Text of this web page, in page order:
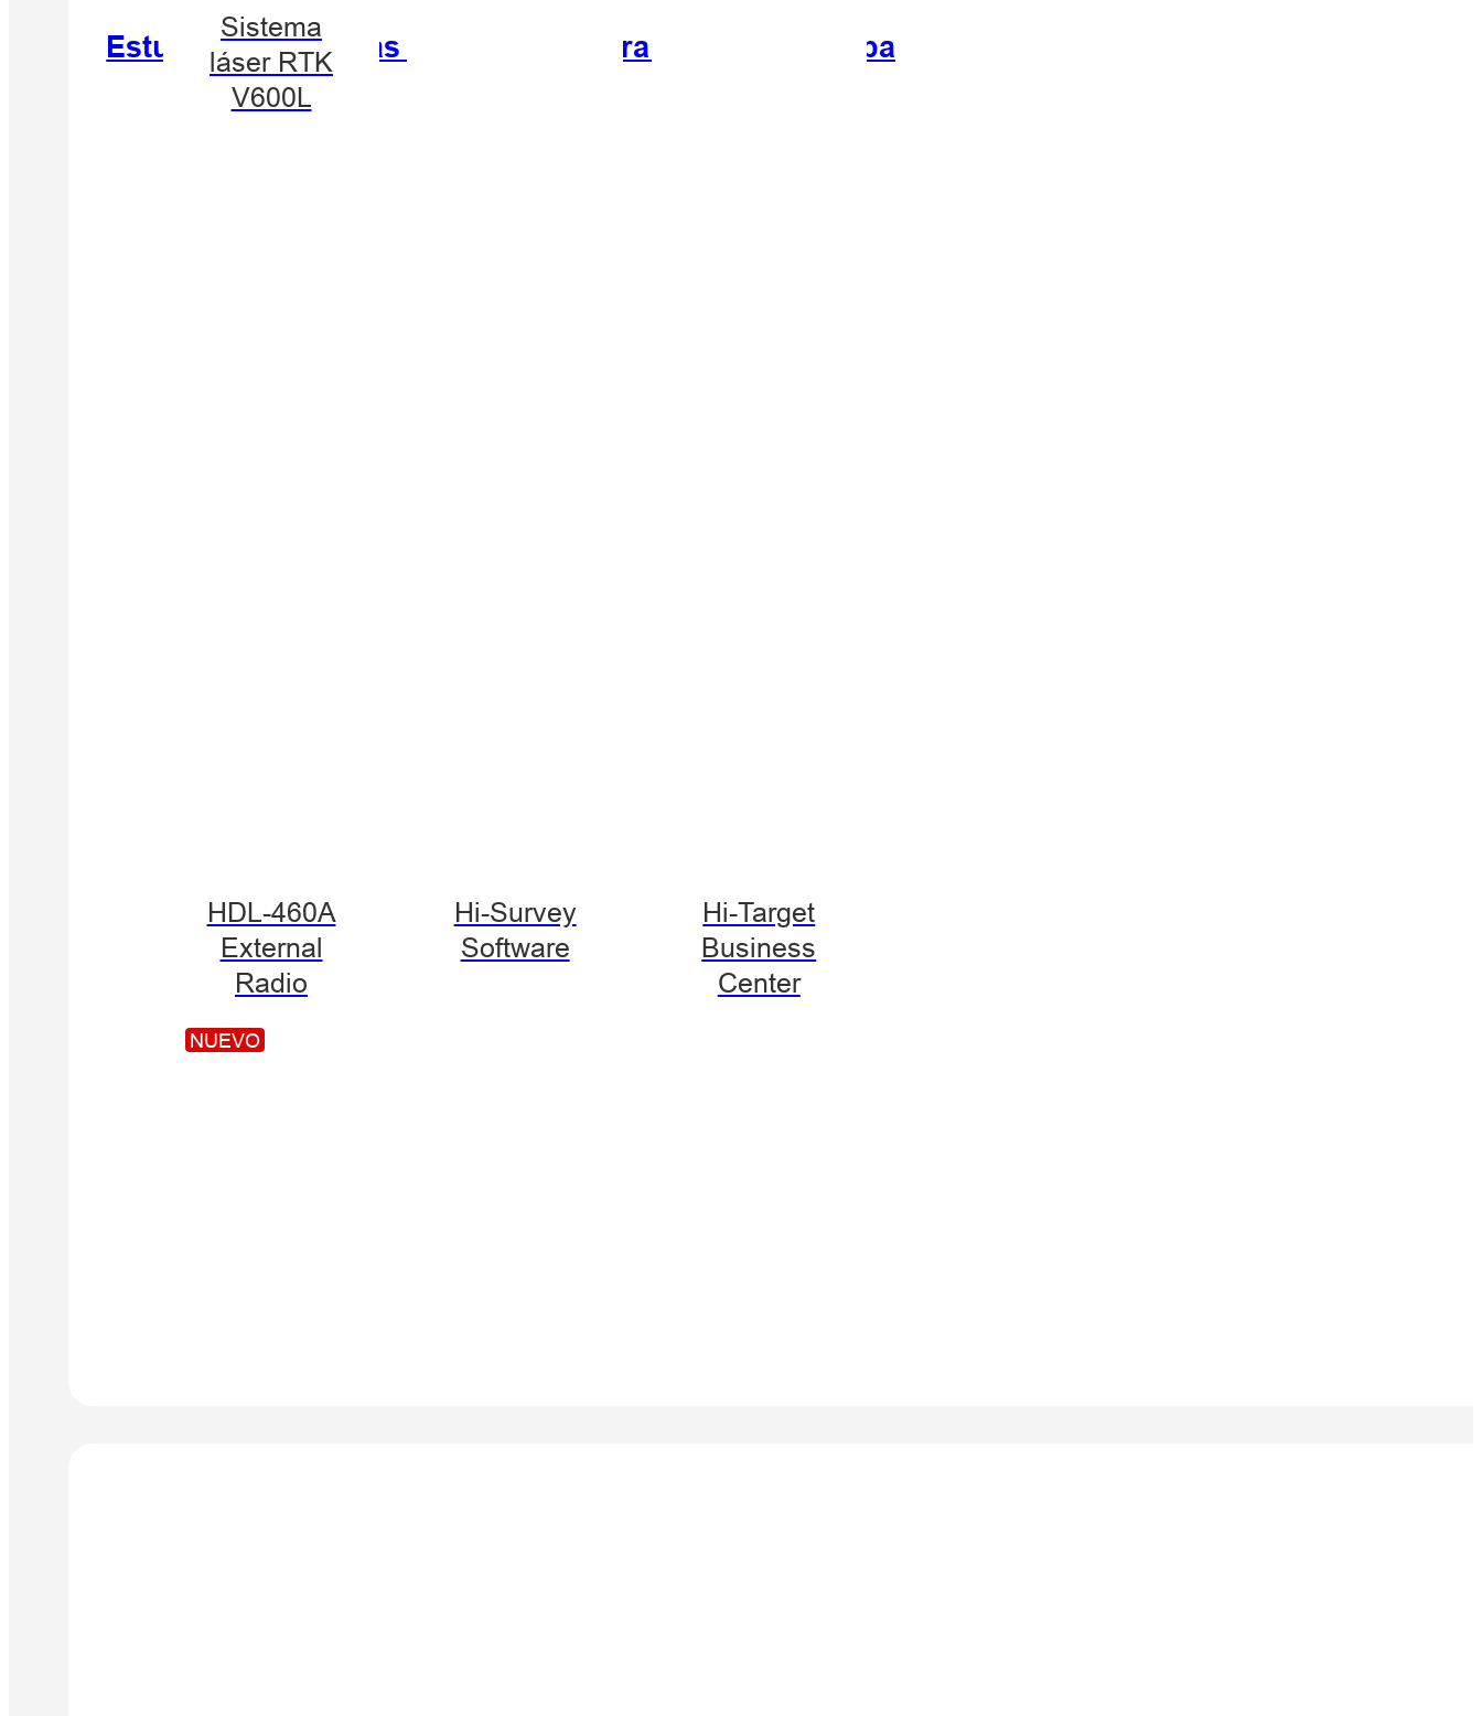
Sistema
láser RTK
V600L
HDL-460A
External
Radio
Hi-Survey
Software
Hi-Target
Business
Center
NUEVO
Estudio de fachadas de edificios para renovación urbana